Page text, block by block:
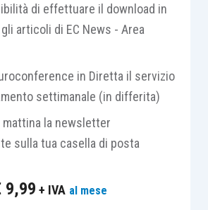
regole di tassazione in capo
nel caso di distribuzione
in merito al fatto che
I SPOSTA DI CENTRO STUDI
di effettuare il download in
articoli di EC News - Area
in Diretta il servizio
settimanale (in differita)
mattina la newsletter
sulla tua casella di posta
9,99 + IVA al mese